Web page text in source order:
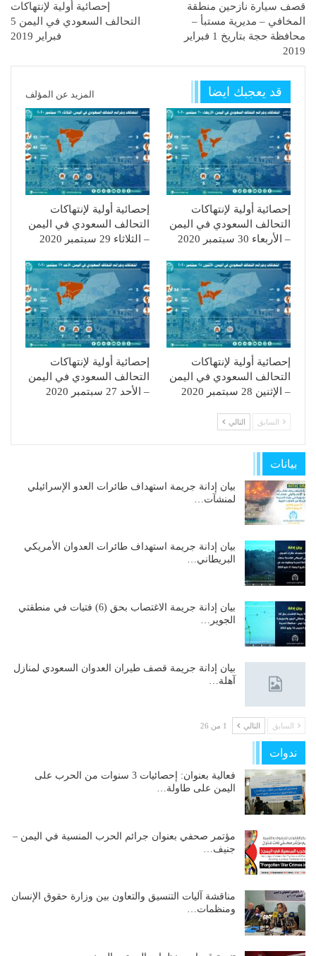
قصف سيارة نازحين منطقة
المخافي – مديرية مستبأ –
محافظة حجة بتاريخ 1 فبراير
2019
إحصائية أولية لإنتهاكات
التحالف السعودي في اليمن 5
فبراير 2019
قد يعجبك ايضا المزيد عن المؤلف
إحصائية أولية لإنتهاكات
التحالف السعودي في اليمن
– الأربعاء 30 سبتمبر 2020
إحصائية أولية لإنتهاكات
التحالف السعودي في اليمن
– الثلاثاء 29 سبتمبر 2020
إحصائية أولية لإنتهاكات
التحالف السعودي في اليمن
– الإثنين 28 سبتمبر 2020
إحصائية أولية لإنتهاكات
التحالف السعودي في اليمن
– الأحد 27 سبتمبر 2020
السابق التالي
بيانات
بيان إدانة جريمة استهداف طائرات العدو الإسرائيلي
لمنشآت…
بيان إدانة جريمة استهداف طائرات العدوان الأمريكي
البريطاني…
بيان إدانة جريمة الاغتصاب بحق (6) فتيات في منطقتي
الجوير…
بيان إدانة جريمة قصف طيران العدوان السعودي لمنازل
آهلة…
السابق التالي 1 من 26
ندوات
فعالية بعنوان: إحصائيات 3 سنوات من الحرب على
اليمن على طاولة…
مؤتمر صحفي بعنوان جرائم الحرب المنسية في اليمن –
جنيف…
مناقشة آليات التنسيق والتعاون بين وزارة حقوق الإنسان
ومنظمات…